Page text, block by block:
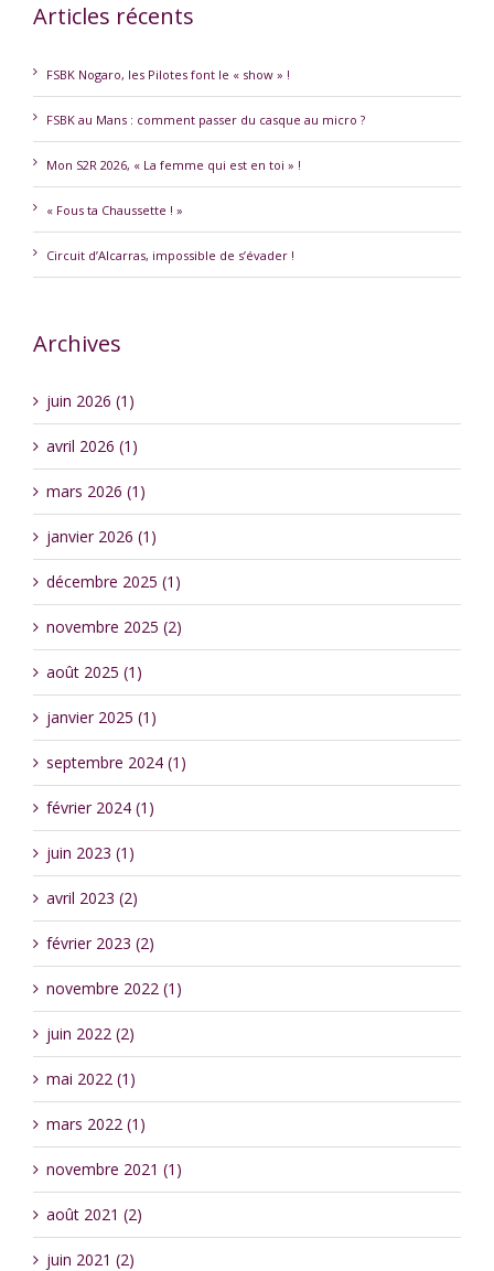
Articles récents
FSBK Nogaro, les Pilotes font le « show » !
FSBK au Mans : comment passer du casque au micro ?
Mon S2R 2026, « La femme qui est en toi » !
« Fous ta Chaussette ! »
Circuit d’Alcarras, impossible de s’évader !
Archives
juin 2026 (1)
avril 2026 (1)
mars 2026 (1)
janvier 2026 (1)
décembre 2025 (1)
novembre 2025 (2)
août 2025 (1)
janvier 2025 (1)
septembre 2024 (1)
février 2024 (1)
juin 2023 (1)
avril 2023 (2)
février 2023 (2)
novembre 2022 (1)
juin 2022 (2)
mai 2022 (1)
mars 2022 (1)
novembre 2021 (1)
août 2021 (2)
juin 2021 (2)